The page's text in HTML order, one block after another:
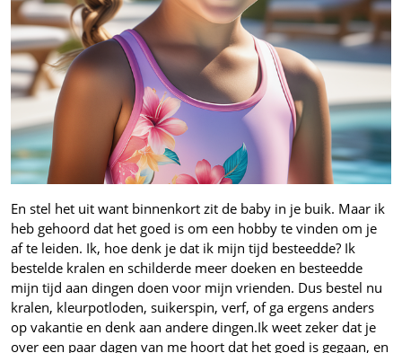
En stel het uit want binnenkort zit de baby in je buik. Maar ik
heb gehoord dat het goed is om een hobby te vinden om je
af te leiden. Ik, hoe denk je dat ik mijn tijd besteedde? Ik
bestelde kralen en schilderde meer doeken en besteedde
mijn tijd aan dingen doen voor mijn vrienden. Dus bestel nu
kralen, kleurpotloden, suikerspin, verf, of ga ergens anders
op vakantie en denk aan andere dingen.Ik weet zeker dat je
over een paar dagen van me hoort dat het goed is gegaan, en